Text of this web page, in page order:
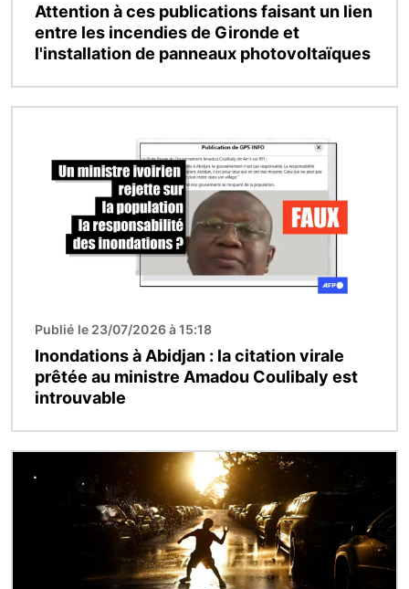
Attention à ces publications faisant un lien
entre les incendies de Gironde et
l'installation de panneaux photovoltaïques
Publié le 23/07/2026 à 15:18
Inondations à Abidjan : la citation virale
prêtée au ministre Amadou Coulibaly est
introuvable